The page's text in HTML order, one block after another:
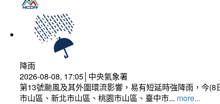
降雨
2026-08-08, 17:05│中央氣象署
第13號颱風及其外圍環流影響，易有短延時強降雨，今
市山區、新北市山區、桃園市山區、臺中市... more...